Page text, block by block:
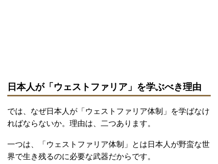
日本人が「ウェストファリア」を学ぶべき理由
では、なぜ日本人が「ウェストファリア体制」を学ばなけ
ればならないか。理由は、二つあります。
一つは、「ウェストファリア体制」とは日本人が野蛮な世
界で生き残るのに必要な武器だからです。